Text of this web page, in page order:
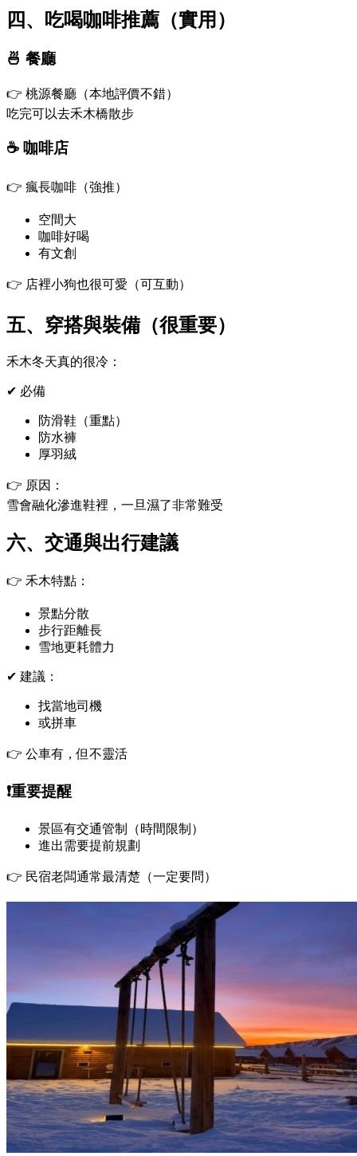
四、吃喝咖啡推薦（實用）
🍜 餐廳
👉 桃源餐廳（本地評價不錯）
吃完可以去禾木橋散步
☕ 咖啡店
👉 瘋長咖啡（強推）
空間大
咖啡好喝
有文創
👉 店裡小狗也很可愛（可互動）
五、穿搭與裝備（很重要）
禾木冬天真的很冷：
✔ 必備
防滑鞋（重點）
防水褲
厚羽絨
👉 原因：
雪會融化滲進鞋裡，一旦濕了非常難受
六、交通與出行建議
👉 禾木特點：
景點分散
步行距離長
雪地更耗體力
✔ 建議：
找當地司機
或拼車
👉 公車有，但不靈活
❗重要提醒
景區有交通管制（時間限制）
進出需要提前規劃
👉 民宿老闆通常最清楚（一定要問）